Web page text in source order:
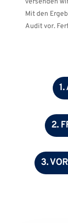
versenden
Mit den
Audit vor.
2.
3.